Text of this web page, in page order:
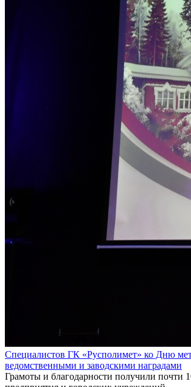
Специалистов ГК «Русполимет» ко Дню
ведомственными и заводскими наградами
Грамоты и благодарности получили почти